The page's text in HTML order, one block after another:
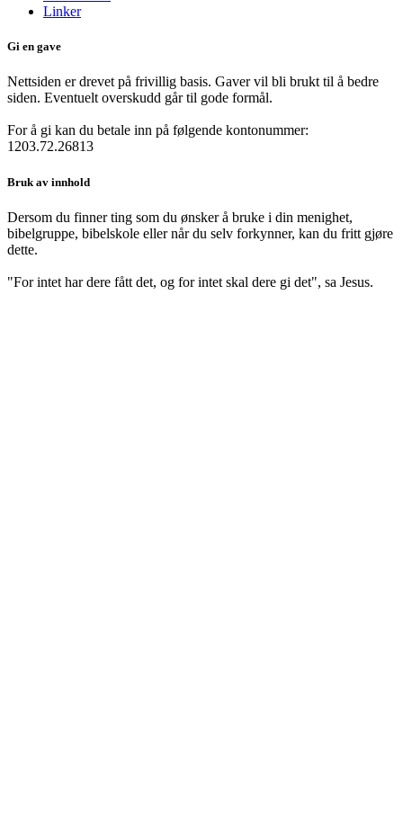
Linker
Gi en gave
Nettsiden er drevet på frivillig basis. Gaver vil bli brukt til å bedre
siden. Eventuelt overskudd går til gode formål.
For å gi kan du betale inn på følgende kontonummer:
1203.72.26813
Bruk av innhold
Dersom du finner ting som du ønsker å bruke i din menighet,
bibelgruppe, bibelskole eller når du selv forkynner, kan du fritt gjøre
dette.
"For intet har dere fått det, og for intet skal dere gi det", sa Jesus.